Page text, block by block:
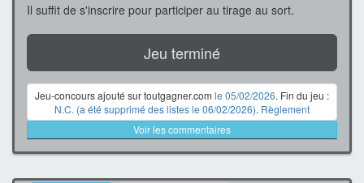
Il suffit de s'inscrire pour participer au tirage au sort.
Jeu terminé
Jeu-concours ajouté sur toutgagner.com le 05/02/2026. Fin du jeu :
N.C. (a été supprimé des listes le 06/02/2026). Règlement
Voir les commentaires